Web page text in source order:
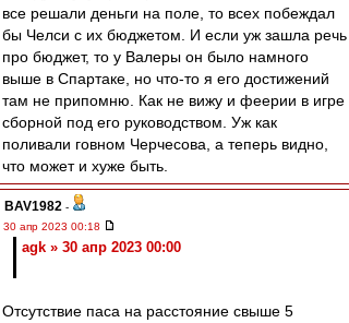
все решали деньги на поле, то всех побеждал
бы Челси с их бюджетом. И если уж зашла речь
про бюджет, то у Валеры он было намного
выше в Спартаке, но что-то я его достижений
там не припомню. Как не вижу и феерии в игре
сборной под его руководством. Уж как
поливали говном Черчесова, а теперь видно,
что может и хуже быть.
BAV1982 -
30 апр 2023 00:18
agk » 30 апр 2023 00:00
Отсутствие паса на расстояние свыше 5